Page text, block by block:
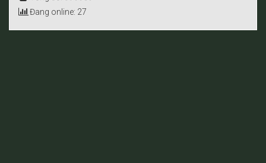
Đang online: 27